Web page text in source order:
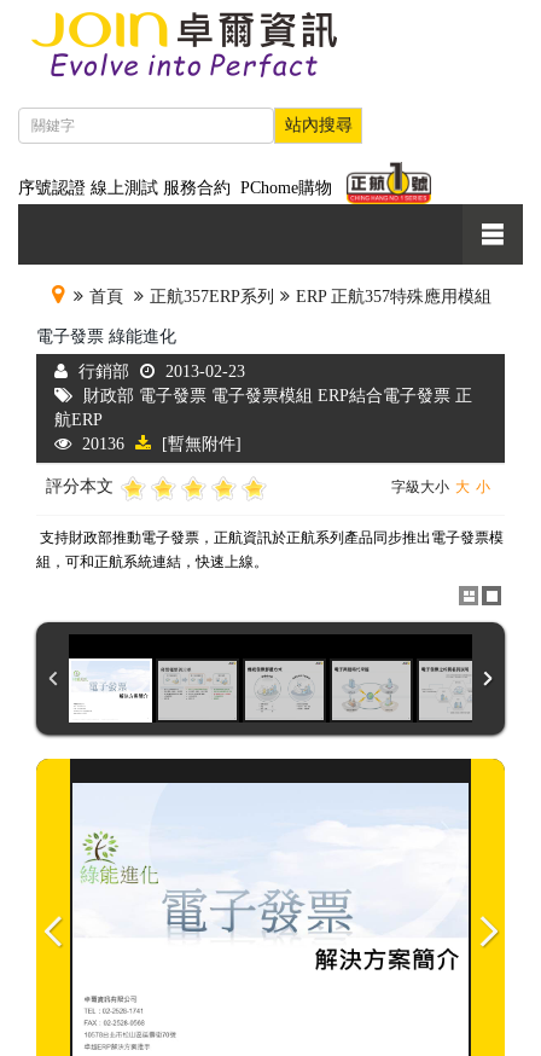
序號認證 線上測試 服務合約 PChome購物
首頁 正航357ERP系列 ERP 正航357特殊應用模組
電子發票 綠能進化
行銷部
2013-02-23
財政部 電子發票 電子發票模組 ERP結合電子發票 正
航ERP
20136
[暫無附件]
評分本文 字級大小 大 小
支持財政部推動電子發票，正航資訊於正航系列產品同步推出電子發票模
組，可和 正航系統連結，快速上線。